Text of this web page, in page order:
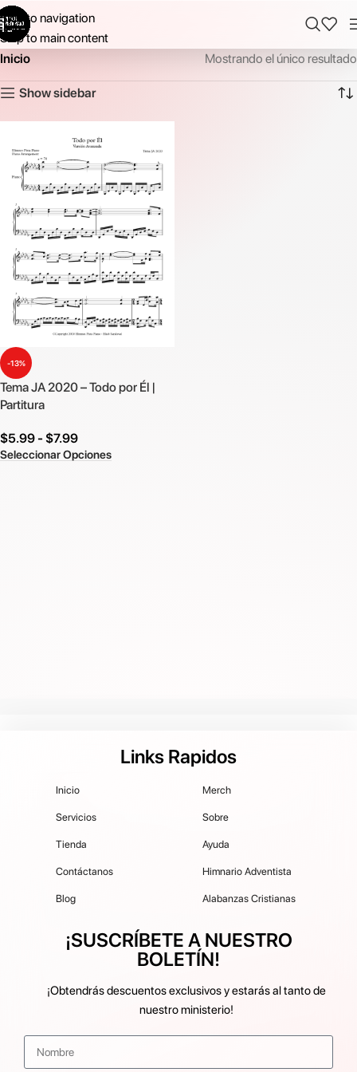
Skip to navigation
Skip to main content
Inicio
Mostrando el único resultado
Show sidebar
-13%
Tema JA 2020 – Todo por Él |
Partitura
$5.99 - $7.99
Seleccionar Opciones
Links Rapidos
Inicio
Servicios
Tienda
Contáctanos
Blog
Merch
Sobre
Ayuda
Himnario Adventista
Alabanzas Cristianas
¡SUSCRÍBETE A NUESTRO
BOLETÍN!
¡Obtendrás descuentos exclusivos y estarás al tanto de
nuestro ministerio!